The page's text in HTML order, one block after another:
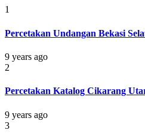
1
Percetakan Undangan Bekasi
9 years ago
2
Percetakan Katalog Cikarang
9 years ago
3